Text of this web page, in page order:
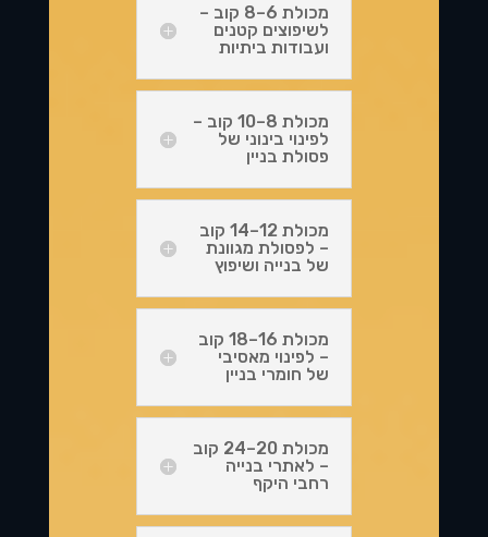
מכולת 6–8 קוב –
לשיפוצים קטנים
ועבודות ביתיות
מכולת 8–10 קוב –
לפינוי בינוני של
פסולת בניין
מכולת 12–14 קוב
– לפסולת מגוונת
של בנייה ושיפוץ
מכולת 16–18 קוב
– לפינוי מאסיבי
של חומרי בניין
מכולת 20–24 קוב
– לאתרי בנייה
רחבי היקף